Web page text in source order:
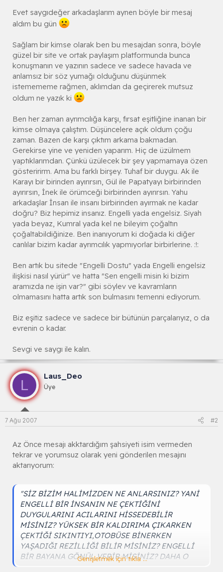
Evet saygıdeğer arkadaşlarım aynen böyle bir mesaj
aldım bu gün
Sağlam bir kimse olarak ben bu mesajdan sonra, böyle
güzel bir site ve ortak paylaşım platformunda bunca
konuşmanın ve yazının sadece ve sadece havada ve
anlamsız bir söz yumağı olduğunu düşünmek
istemememe rağmen, aklımdan da geçirerek mutsuz
oldum ne yazık ki
Ben her zaman ayrımcılığa karşı, fırsat eşitliğine inanan bir
kimse olmaya çalıştım. Düşüncelere açık oldum çoğu
zaman. Bazen de karşı çıktım arkama bakmadan.
Gerekirse yine ve yeniden yaparım. Hiç de üzülmem
yaptıklarımdan. Çünkü üzülecek bir şey yapmamaya özen
gösteririrm. Ama bu farklı birşey. Tuhaf bir duygu. Ak ile
Karayı bir birinden ayırırsın, Gül ile Papatyayı birbirinden
ayırırsın, İnek ile örümceği birbirinden ayırırsın. Yahu
arkadaşlar İnsan ile insanı birbirinden ayırmak ne kadar
doğru? Biz hepimiz insanız. Engelli yada engelsiz. Siyah
yada beyaz, Kumral yada kel ne bileyim çoğaltın
çoğaltabildiğinize. Ben inanıyorum ki doğada ki diğer
canlılar bizim kadar ayrımcılık yapmıyorlar birbirlerine. :!:
Ben artık bu sitede "Engelli Dostu" yada Engelli engelsiz
ilişkisi nasıl yürür" ve hatta "Sen engelli misin ki bizim
aramızda ne işin var?" gibi söylev ve kavramların
olmamasını hatta artık son bulmasını temenni ediyorum.
Biz eşitiz sadece ve sadece bir bütünün parçalarıyız, o da
evrenin o kadar.
Sevgi ve saygı ile kalın.
L
Laus_Deo
Üye
7 Ağu 2007 #2
Az Önce mesajı akktardığım şahsiyeti isim vermeden
tekrar ve yorumsuz olarak yeni gönderilen mesajını
aktarıyorum:
"SİZ BİZİM HALİMİZDEN NE ANLARSINIZ? YANİ
ENGELLİ BİR İNSANIN NE ÇEKTİĞİNİ
DUYGULARINI ACILARINI HİSSEDEBİLİR
MİSİNİZ? YÜKSEK BİR KALDIRIMA ÇIKARKEN
ÇEKTİĞİ SIKINTIYI,OTOBÜSE BİNERKEN
YAŞADIĞI REZİLLİĞİ BİLİR MİSİNİZ? ENGELLİ
BİR BAYANA GÖNÜL VERİR MİSİNİZ? DAHA O
Genişletmek için tıkla ...